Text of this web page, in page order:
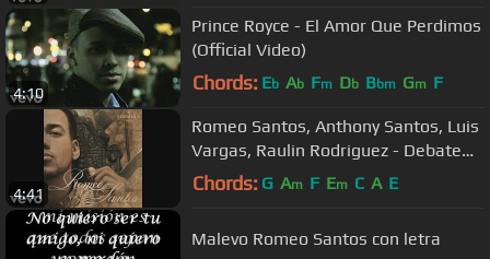
4:10
Prince Royce - El Amor Que Perdimos
(Official Video)
Chords: Eb Ab Fm Db Bbm Gm F
4:41
Romeo Santos, Anthony Santos, Luis
Vargas, Raulin Rodriguez - Debate
De 4 (Audio)
Chords: G Am F Em C A E
Malevo Romeo Santos con letra